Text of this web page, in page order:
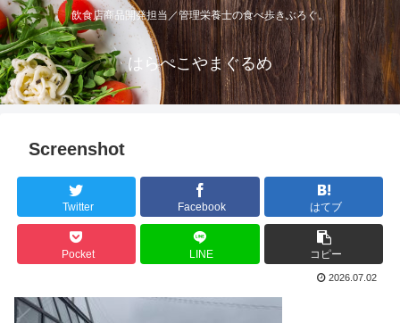
飲食店商品開発担当／管理栄養士の食べ歩きぶろぐ。
はらぺこやまぐるめ
Screenshot
Twitter Facebook はてブ
Pocket LINE コピー
2026.07.02